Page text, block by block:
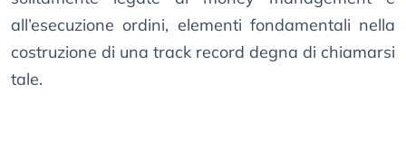
all’esecuzione ordini, elementi fondamentali nella
costruzione di una track record degna di chiamarsi
tale.